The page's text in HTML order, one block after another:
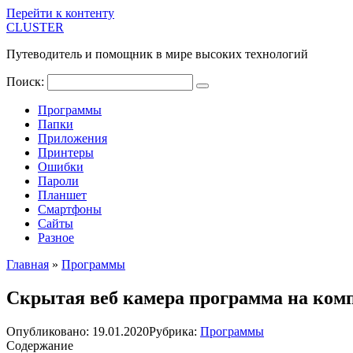
Перейти к контенту
CLUSTER
Путеводитель и помощник в мире высоких технологий
Поиск:
Программы
Папки
Приложения
Принтеры
Ошибки
Пароли
Планшет
Смартфоны
Сайты
Разное
Главная » Программы
Скрытая веб камера программа на
Опубликовано: 19.01.2020Рубрика: Программы
Содержание